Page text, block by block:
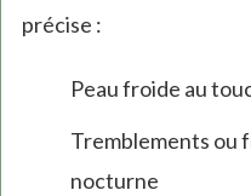
précise :
Peau froide au
Tremblements ou
nocturne